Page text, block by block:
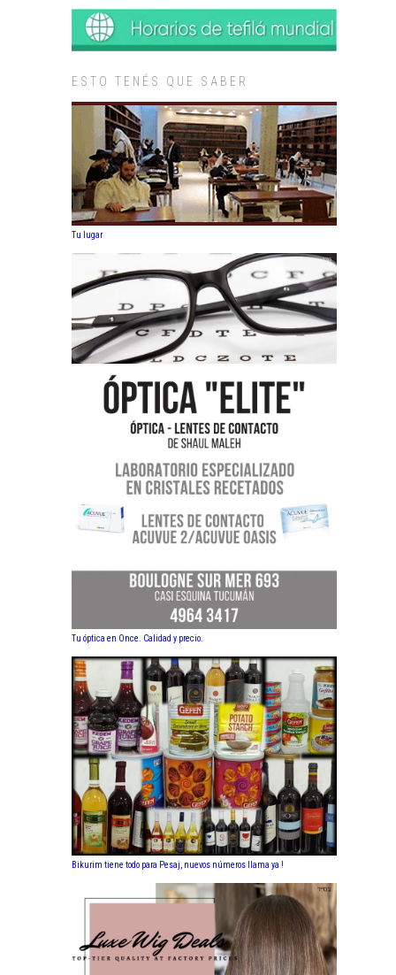
ESTO TENÉS QUE SABER
Tu lugar
Tu óptica en Once. Calidad y precio.
Bikurim tiene todo para Pesaj, nuevos números llama ya !